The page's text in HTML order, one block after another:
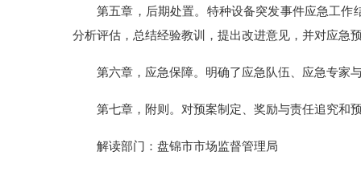
第五章，后期处置。特种设备突发事件应急工
分析评估，总结经验教训，提出改进意见，并对应急
第六章，应急保障。明确了应急队伍、应急专家
第七章，附则。对预案制定、奖励与责任追究和
解读部门：盘锦市市场监督管理局